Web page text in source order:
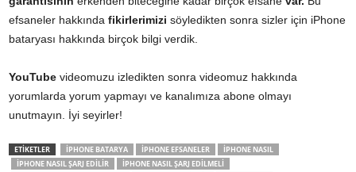
efsaneler hakkında fikirlerimizi söyledikten sonra sizler için iPhone
bataryası hakkında birçok bilgi verdik.
YouTube videomuzu izledikten sonra videomuz hakkında
yorumlarda yorum yapmayı ve kanalımıza abone olmayı
unutmayın. İyi seyirler!
ETİKETLER IPHONE BATARYA IPHONE EFSANELER
IPHONE NASIL
IPHONE NASIL ŞARJ EDILIR
IPHONE NASIL ŞARJ EDILMELI